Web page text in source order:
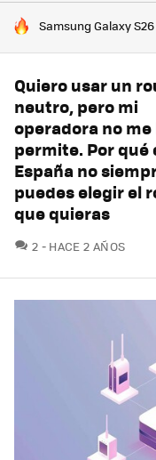
HOY SE HABLA DE
Samsung Galaxy S26
Quiero usar un
neutro, pero mi
operadora no me
permite. Por qué
España no
puedes elegir el
que quieras
2 COMENTARIOS
HACE 2 AÑOS